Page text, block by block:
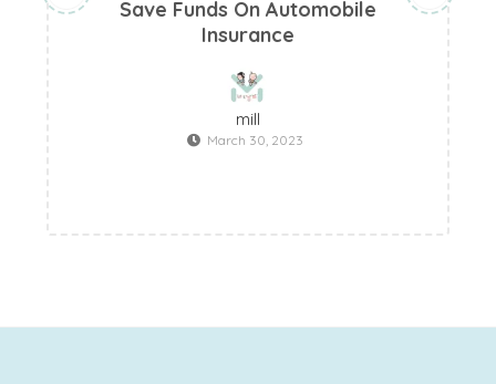
Save Funds On Automobile
Insurance
mill
March 30, 2023